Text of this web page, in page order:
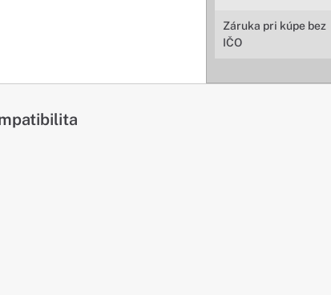
Záruka pri kúpe bez
IČO